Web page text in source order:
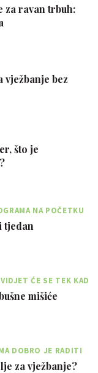
za ravan trbuh:
vježbanje bez
što je
NA POČETKU
tjedan
ĆE SE TEK KAD
mišiće
DOBRO JE RADITI
za vježbanje?